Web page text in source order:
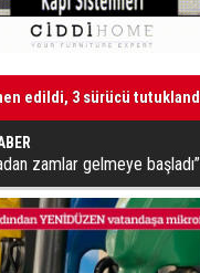
sürücüsü yaralandı
zamlar gelmeye başladı”